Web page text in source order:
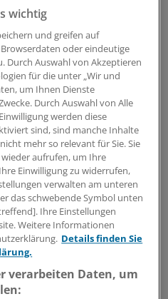
lipidsenkende Therapie
Senkung
LDL-Cholesterinwert
werden zudem die
differenziert. Zur Gruppe
hohen kardiovaskulären
nach einer TIA oder
– nachgewiesen
oder einen Carotis-
ohne
gelten, analog zu
Diabetes Gesellschaft
kardiovaskulärem Risiko
dl bzw. < 2,6 mmol / l).
wichtig
und greifen auf
oder eindeutige
Durch Auswahl von Akzeptieren
für die unter „Wir und
um Ihnen Dienste
Durch Auswahl von Alle
werden diese
sind, sind manche Inhalte
mehr so relevant für Sie. Sie
aufrufen, um Ihre
Einwilligung zu widerrufen,
verwalten am unteren
das schwebende Symbol unten
Ihre Einstellungen
Weitere Informationen
Details finden Sie
verarbeiten Daten, um